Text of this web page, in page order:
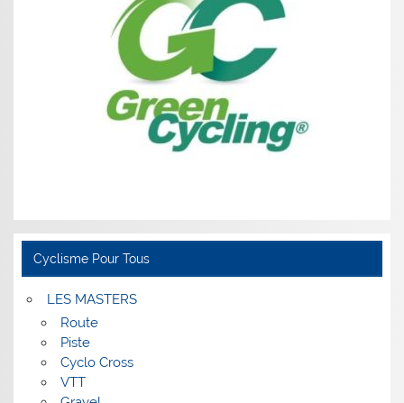
Cyclisme Pour Tous
LES MASTERS
Route
Piste
Cyclo Cross
VTT